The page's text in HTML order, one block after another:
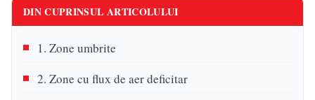
DIN CUPRINSUL ARTICOLULUI
1. Zone umbrite
2. Zone cu flux de aer deficitar